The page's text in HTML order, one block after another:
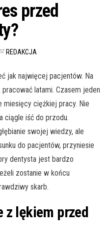
przed
REDAKCJA
jak najwięcej pacjentów. Na
latami. Czasem jeden
miesięcy ciężkiej pracy. Nie
ciągle iść do przodu.
swojej wiedzy, ale
do pacjentów, przyniesie
dentysta jest bardzo
zostanie w końcu
skarb.
z lękiem przed